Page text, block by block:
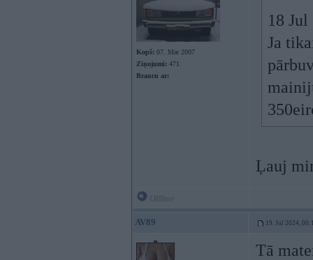
Kopš: 07. Mar 2007
Ziņojumi: 471
Braucu ar:
18
Ja
Ļauj
AV89 19. Jul 2024,
Tā